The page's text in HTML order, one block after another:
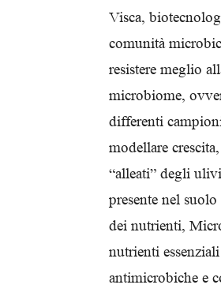
Visca,
comunità
resistere meglio
microbiome,
differenti
modellare
“alleati” degli
presente nel
dei nutrienti,
nutrienti
antimicrobiche e